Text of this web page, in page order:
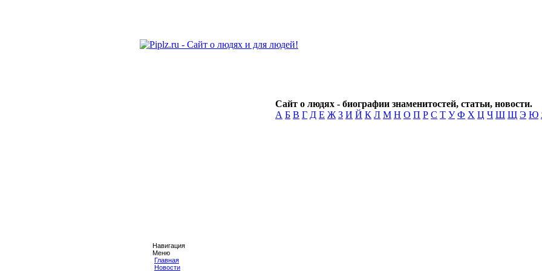
Сайт о людях - биографии знаменитостей, статьи, новости.
А Б В Г Д Е Ж З И Й К Л М Н О П Р С Т У Ф Х Ц Ч Ш Щ Э Ю
Навигация
Меню
Главная
Новости